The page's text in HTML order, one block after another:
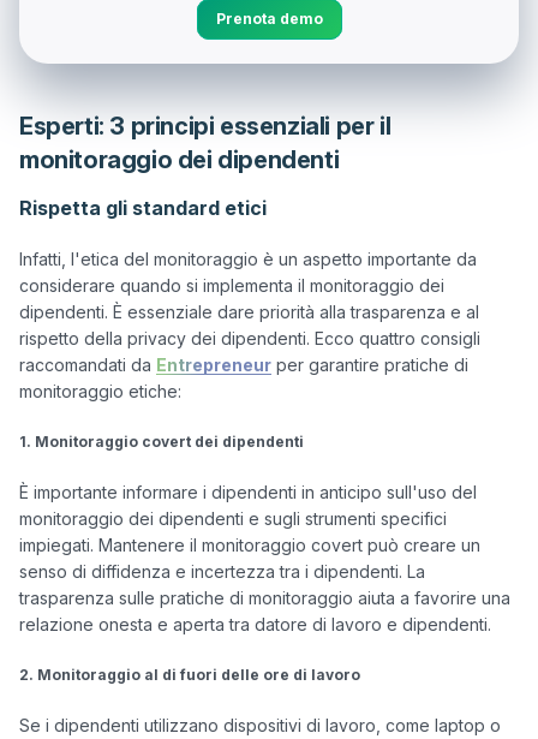
Prenota demo
Esperti: 3 principi essenziali per il
monitoraggio dei dipendenti
Rispetta gli standard etici
Infatti, l'etica del monitoraggio è un aspetto importante da
considerare quando si implementa il monitoraggio dei
dipendenti. È essenziale dare priorità alla trasparenza e al
rispetto della privacy dei dipendenti. Ecco quattro consigli
raccomandati da Entrepreneur per garantire pratiche di
monitoraggio etiche:
1. Monitoraggio covert dei dipendenti
È importante informare i dipendenti in anticipo sull'uso del
monitoraggio dei dipendenti e sugli strumenti specifici
impiegati. Mantenere il monitoraggio covert può creare un
senso di diffidenza e incertezza tra i dipendenti. La
trasparenza sulle pratiche di monitoraggio aiuta a favorire una
relazione onesta e aperta tra datore di lavoro e dipendenti.
2. Monitoraggio al di fuori delle ore di lavoro
Se i dipendenti utilizzano dispositivi di lavoro, come laptop o